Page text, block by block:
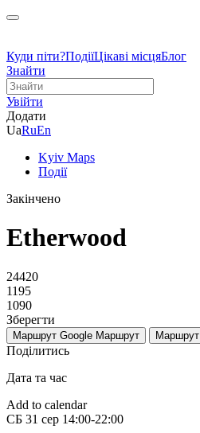
Куди піти?ПодіїЦікаві місцяБлог
Знайти
Увійти
Додати
UaRuEn
Kyiv Maps
Події
Закінчено
Etherwood
24420
1195
1090
Зберегти
Маршрут Google Маршрут Маршрут
Поділитись
Дата та час
Add to calendar
СБ 31 сер 14:00-22:00